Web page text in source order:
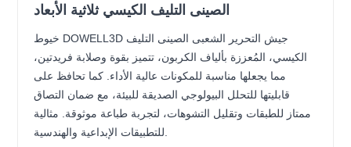
الصينى التليف الكيسي ثلاثية الأبعاد
خيوط DOWELL3D جيش التحرير الشعبى الصينى التليف
الكيسي، المُعززة بألياف الكربون، تتميز بقوة وصلابة فريدتين،
مما يجعلها مناسبة للمكونات عالية الأداء. كما تحافظ على
قابليتها للتحلل البيولوجي الصديقة للبيئة، مع ضمان التصاق
ممتاز للطبقات وتقليل التشوهات، لتجربة طباعة موثوقة. مثالية